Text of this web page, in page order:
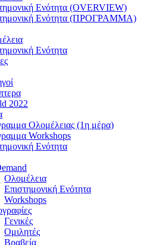
Ενότητα (OVERVIEW)
Ενότητα (ΠΡΟΓΡΑΜΜΑ)
Ενότητα
2022
Ολομέλειας (1η μέρα)
Workshops
Ενότητα
Ολομέλεια
Επιστημονική Ενότητα
Workshops
Γενικές
Ομιλητές
Βραβεία